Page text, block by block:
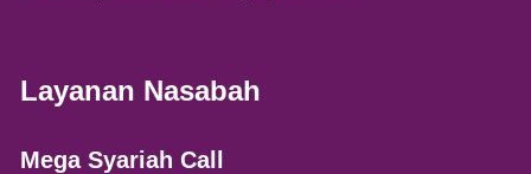
Layanan Nasabah
Mega Syariah Call